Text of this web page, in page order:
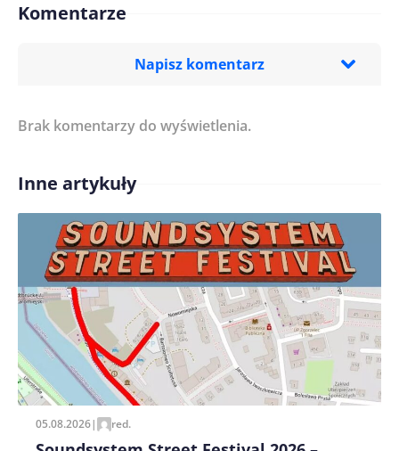
Komentarze
Napisz komentarz
Treść komentarza*
Imię/ Nick*
Zapamiętaj moje dane w tej przeglądarce podczas
pisania kolejnych komentarzy.
Brak komentarzy do wyświetlenia.
Inne artykuły
05.08.2026| red.